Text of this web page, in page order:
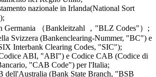
nazionale in Irlanda(National Sort
Germania （Bankleitzahl ，"BLZ Codes"）;
Svizzera (Bankenclearing-Nummer, "BC") e
Interbank Clearing Codes, "SIC");
ABI, "ABI") e Codice CAB (Codice di
"CAB Code") per l'Italia;
dell'Australia (Bank State Branch, "BSB